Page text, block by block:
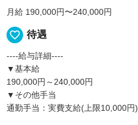
月給 190,000円〜240,000円
favorite_border 待遇
----給与詳細----
▼基本給
190,000円～240,000円
▼その他手当
通勤手当：実費支給(上限10,000円)